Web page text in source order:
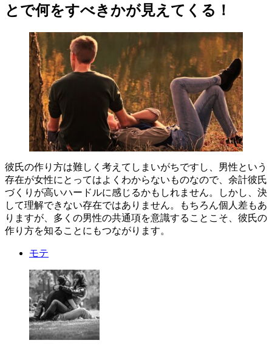
とで何をすべきかが見えてくる！
彼氏の作り方は難しく考えてしまいがちですし、男性という
存在が女性にとってはよくわからないものなので、余計彼氏
づくりが高いハードルに感じるかもしれません。しかし、決
して理解できない存在ではありません。もちろん個人差もあ
りますが、多くの男性の共通項を意識することこそ、彼氏の
作り方を知ることにもつながります。
モテ